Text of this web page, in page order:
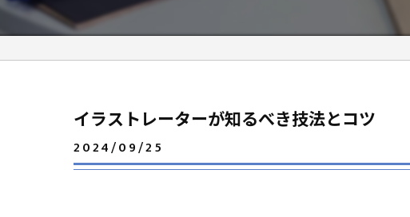
イラストレーターが知るべき技法とコツ
2024/09/25